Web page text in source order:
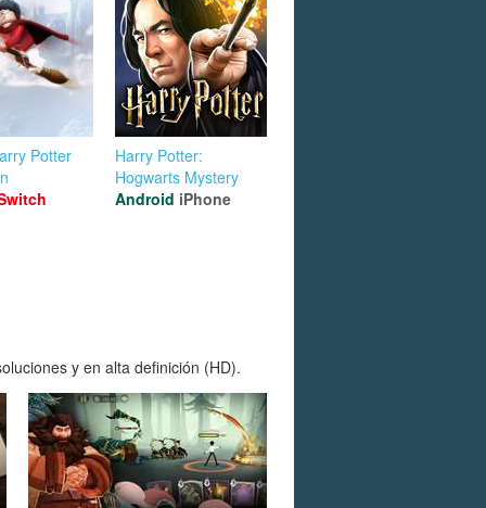
Potter
Harry Potter:
Hogwarts Mystery
Android iPhone
y en alta definición (HD).